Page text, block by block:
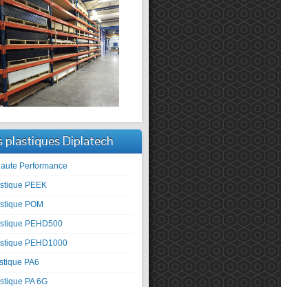
plastiques Diplatech
Performance
PEEK
POM
PEHD500
PEHD1000
PA6
PA 6G